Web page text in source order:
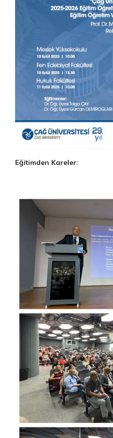
Eğitimden Kareler: